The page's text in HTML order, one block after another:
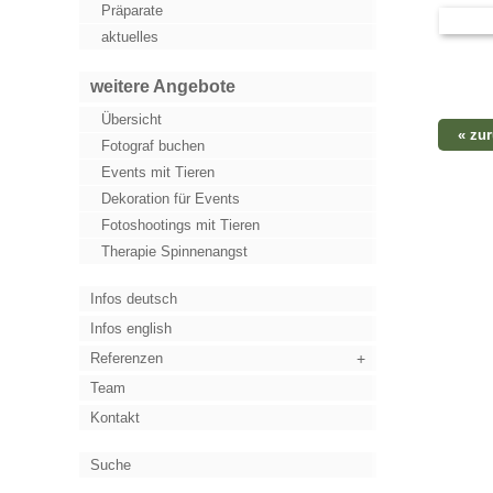
Präparate
aktuelles
weitere Angebote
Übersicht
Fotograf buchen
Events mit Tieren
Dekoration für Events
Fotoshootings mit Tieren
Therapie Spinnenangst
Infos deutsch
Infos english
Referenzen
Team
Kontakt
Suche
«